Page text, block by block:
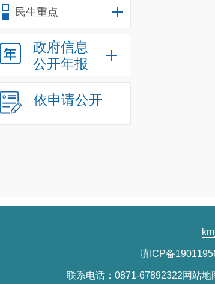
民生重点
政府信息
公开年报
依申请公开
滇ICP备
联系电话：0871-67892322网站地